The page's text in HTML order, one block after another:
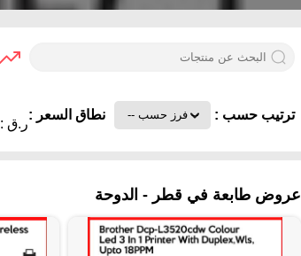
ترتيب حسب : نطاق السعر :
ر.ق :
عروض طابعة في قطر - الدوحة